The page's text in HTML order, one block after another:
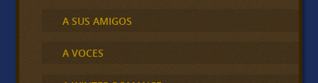
A SUS AMIGOS
A VOCES